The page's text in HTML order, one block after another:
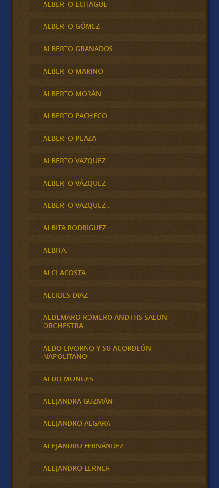
ALBERTO ECHAGÜE
ALBERTO GÓMEZ
ALBERTO GRANADOS
ALBERTO MARINO
ALBERTO MORÁN
ALBERTO PACHECO
ALBERTO PLAZA
ALBERTO VAZQUEZ
ALBERTO VÁZQUEZ
ALBERTO VAZQUEZ .
ALBITA RODRÍGUEZ
ALBITA,
ALCI ACOSTA
ALCIDES DIAZ
ALDEMARO ROMERO AND HIS SALON
ORCHESTRA
ALDO LIVORNO Y SU ACORDEÓN
NAPOLITANO
ALDO MONGES
ALEJANDRA GUZMÁN
ALEJANDRO ALGARA
ALEJANDRO FERNÁNDEZ
ALEJANDRO LERNER